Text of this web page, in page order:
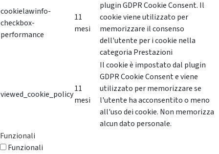
cookielawinfo-
checkbox-
performance
11
mesi
plugin GDPR Cookie Consent. Il
cookie viene utilizzato per
memorizzare il consenso
dell'utente per i cookie nella
categoria Prestazioni
viewed_cookie_policy
11
mesi
Il cookie è impostato dal plugin
GDPR Cookie Consent e viene
utilizzato per memorizzare se
l'utente ha acconsentito o meno
all'uso dei cookie. Non memorizza
alcun dato personale.
Funzionali
Funzionali